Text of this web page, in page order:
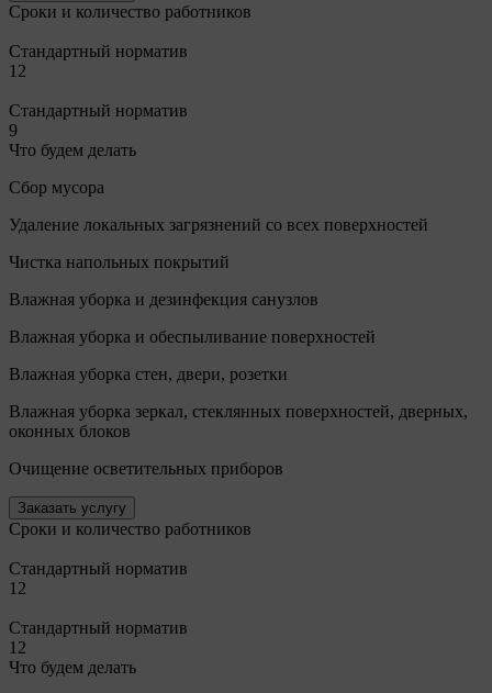
Сроки и количество работников
Стандартный норматив
12
Стандартный норматив
9
Что будем делать
Сбор мусора
Удаление локальных загрязнений со всех поверхностей
Чистка напольных покрытий
Влажная уборка и дезинфекция санузлов
Влажная уборка и обеспыливание поверхностей
Влажная уборка стен, двери, розетки
Влажная уборка зеркал, стеклянных поверхностей, дверных,
оконных блоков
Очищение осветительных приборов
Заказать услугу
Сроки и количество работников
Стандартный норматив
12
Стандартный норматив
12
Что будем делать